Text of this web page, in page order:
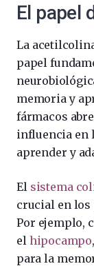
El papel
La
papel
memoria y
fármacos
influencia en
aprender y
El sistema
crucial en los
Por ejemplo,
el hipocampo
para la